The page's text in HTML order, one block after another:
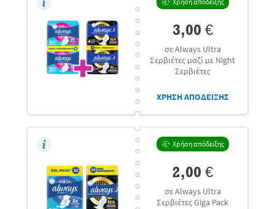
3,00 €
σε Always Ultra
Σερβιέτες μαζί με Night
Σερβιέτες
ΧΡΗΣΗ ΑΠΟΔΕΙΞΗΣ
Χρήση απόδειξης
2,00 €
σε Always Ultra
Σερβιέτες Giga Pack